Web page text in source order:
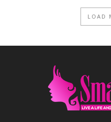
LOAD